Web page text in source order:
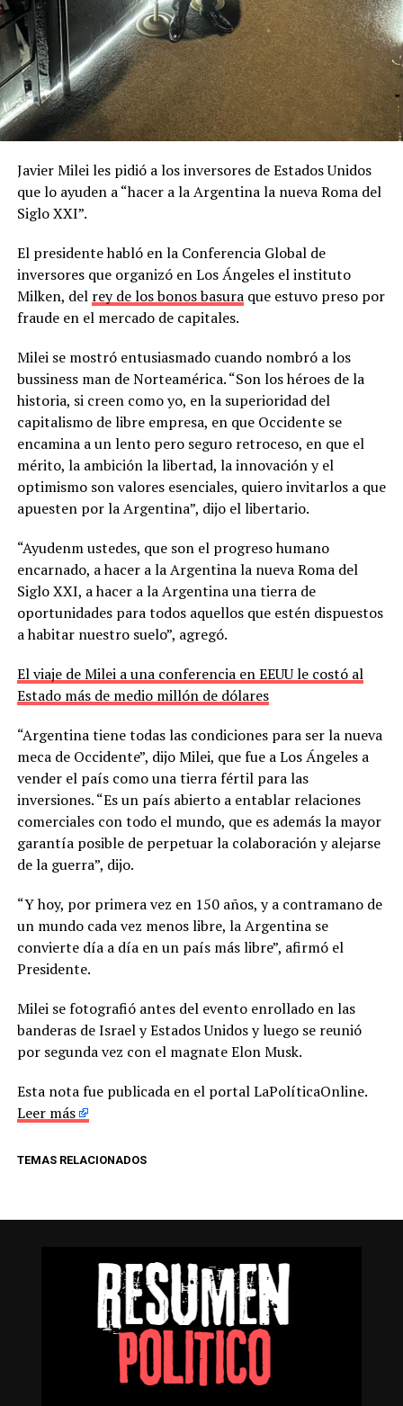
Javier Milei les pidió a los inversores de Estados Unidos
que lo ayuden a “hacer a la Argentina la nueva Roma del
Siglo XXI”.
El presidente habló en la Conferencia Global de
inversores que organizó en Los Ángeles el instituto
Milken, del rey de los bonos basuraque estuvo preso por
fraude en el mercado de capitales.
Milei se mostró entusiasmado cuando nombró a los
bussiness man de Norteamérica. “Son los héroes de la
historia, si creen como yo, en la superioridad del
capitalismo de libre empresa, en que Occidente se
encamina a un lento pero seguro retroceso, en que el
mérito, la ambición la libertad, la innovación y el
optimismo son valores esenciales, quiero invitarlos a que
apuesten por la Argentina”, dijo el libertario.
“Ayudenm ustedes, que son el progreso humano
encarnado, a hacer a la Argentina la nueva Roma del
Siglo XXI, a hacer a la Argentina una tierra de
oportunidades para todos aquellos que estén dispuestos
a habitar nuestro suelo”, agregó.
El viaje de Milei a una conferencia en EEUU le costó al
Estado más de medio millón de dólares
“Argentina tiene todas las condiciones para ser la nueva
meca de Occidente”, dijo Milei, que fue a Los Ángeles a
vender el país como una tierra fértil para las
inversiones. “Es un país abierto a entablar relaciones
comerciales con todo el mundo, que es además la mayor
garantía posible de perpetuar la colaboración y alejarse
de la guerra”, dijo.
“Y hoy, por primera vez en 150 años, y a contramano de
un mundo cada vez menos libre, la Argentina se
convierte día a día en un país más libre”, afirmó el
Presidente.
Milei se fotografió antes del evento enrollado en las
banderas de Israel y Estados Unidos y luego se reunió
por segunda vez con el magnate Elon Musk.
Esta nota fue publicada en el portal LaPolíticaOnline.
Leer más
TEMAS RELACIONADOS